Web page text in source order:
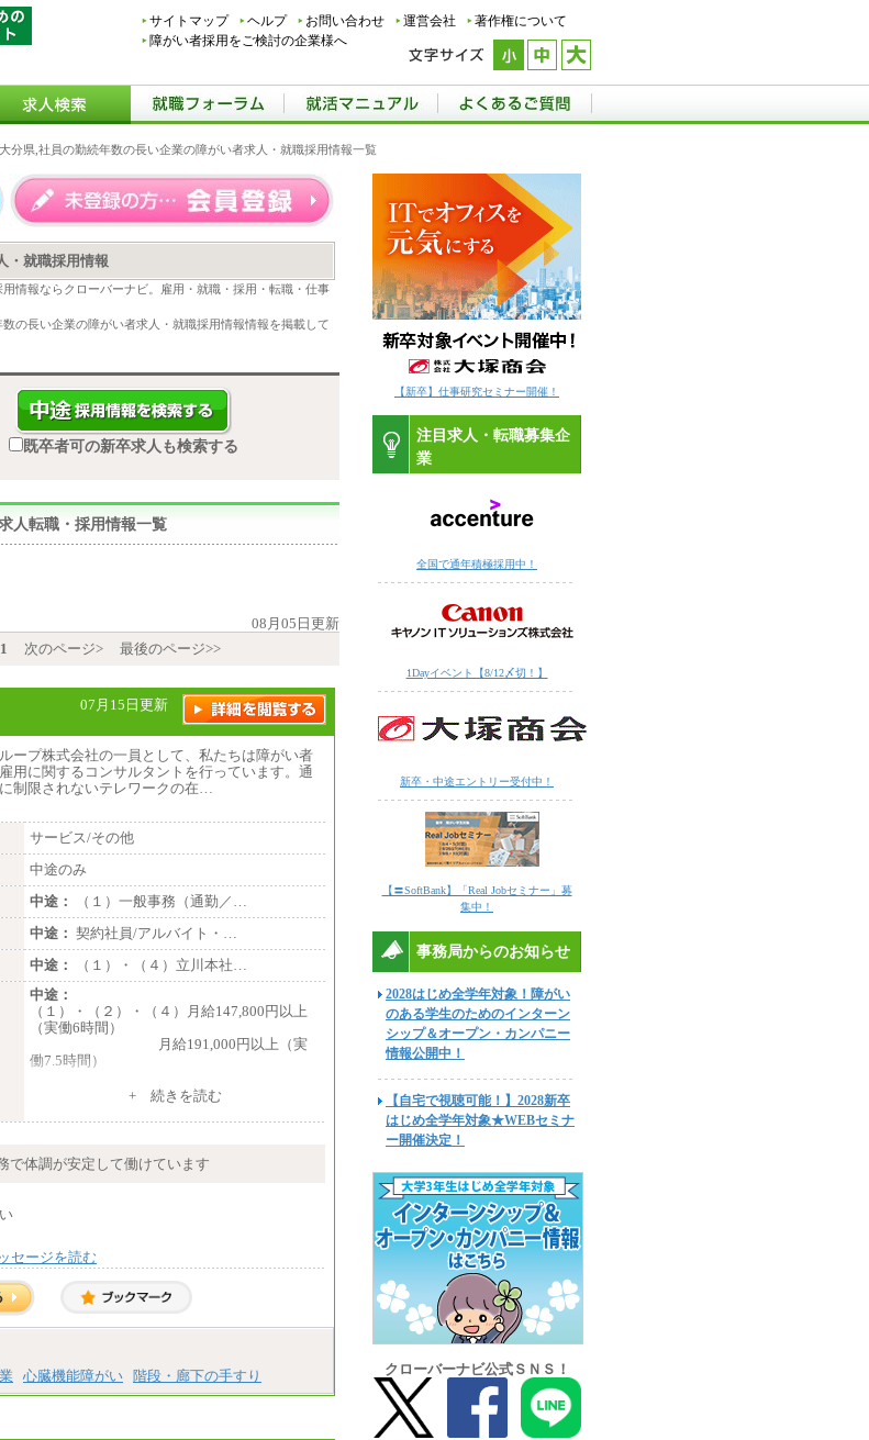
サイトマップ ヘルプ お問い合わせ 運営会社
著作権について
障がい者採用をご検討の企業様へ
大分県,社員の勤続年数の長い企業の障がい者求人・就職採用情報一覧
・就職採用情報
情報ならクローバーナビ。雇用・就職・採用・転職・仕事
の長い企業の障がい者求人・就職採用情報情報を掲載して
既卒者可の新卒求人も検索する
人転職・採用情報一覧
08月05日更新
1 次のページ> 最後のページ>>
07月15日更新
ープ株式会社の一員として、私たちは障がい者
用に関するコンサルタントを行っています。通
制限されないテレワークの在…
サービス/その他
中途のみ
中途：
（１）一般事務（通勤／…
中途： 契約社員/アルバイト・…
中途：
（１）・（４）立川本社…
中途：
（１）・（２）・（４）月給147,800円以上
（実働6時間）
月給191,000円以上（実
働7.5時間）
（３）月給191,000円以上（実働7.5時間）
（５）月給147,800円以上（実働6時間）
時給 1,226円（実働4.5時間）
※基本給に加算して以下手当有（いず
※全ての求人において試用期間中も給与に変
更はございません。
+ 続きを読む
で体調が安定して働けています
セージを読む
心臓機能障がい 階段・廊下の手すり
【新卒】仕事研究セミナー開催！
注目求人・転職募集企
業
全国で通年積極採用中！
1Dayイベント【8/12〆切！】
新卒・中途エントリー受付中！
【〓SoftBank】「Real Jobセミナー」募
集中！
事務局からのお知らせ
2028はじめ全学年対象！障がい
のある学生のためのインターン
シップ＆オープン・カンパニー
情報公開中！
【自宅で視聴可能！】2028新卒
はじめ全学年対象★WEBセミナ
ー開催決定！
クローバーナビ公式ＳＮＳ！